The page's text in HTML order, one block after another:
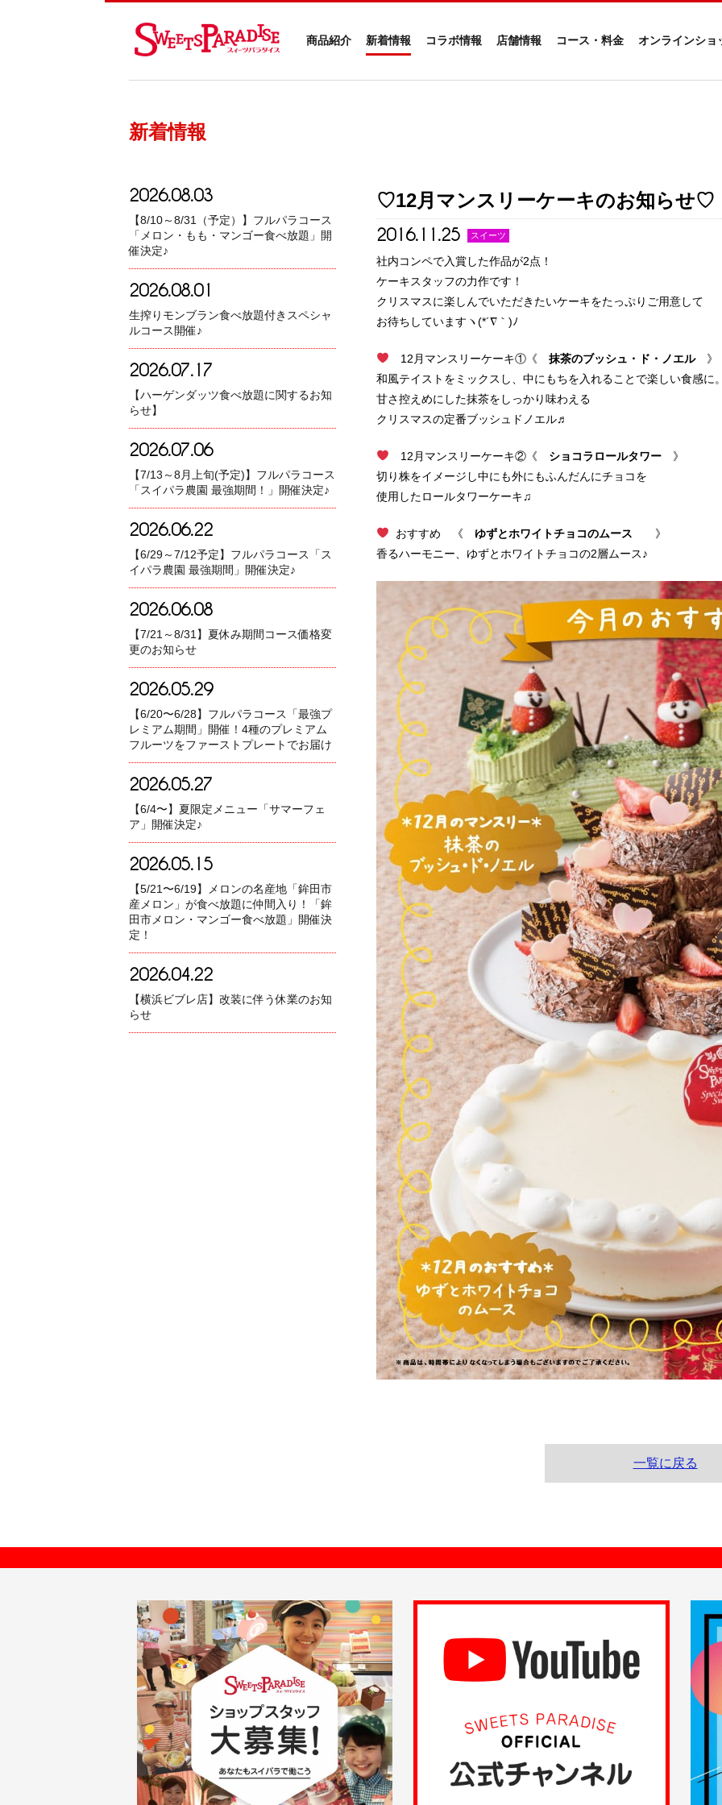
商品紹介 新着情報 コラボ情報 店舗情報 コース・料金 オンラインショ
新着情報
2026.08.03
【8/10～8/31（予定）】フルパラコース
「メロン・もも・マンゴー食べ放題」開
催決定♪
2026.08.01
生搾りモンブラン食べ放題付きスペシャ
ルコース開催♪
2026.07.17
【ハーゲンダッツ食べ放題に関するお知
らせ】
2026.07.06
【7/13～8月上旬(予定)】フルパラコース
「スイパラ農園 最強期間！」開催決定♪
2026.06.22
【6/29～7/12予定】フルパラコース「ス
イパラ農園 最強期間」開催決定♪
2026.06.08
【7/21～8/31】夏休み期間コース価格変
更のお知らせ
2026.05.29
【6/20〜6/28】フルパラコース「最強プ
レミアム期間」開催！4種のプレミアム
フルーツをファーストプレートでお届け
2026.05.27
【6/4〜】夏限定メニュー「サマーフェ
ア」開催決定♪
2026.05.15
【5/21〜6/19】メロンの名産地「鉾田市
産メロン」が食べ放題に仲間入り！「鉾
田市メロン・マンゴー食べ放題」開催決
定！
2026.04.22
【横浜ビブレ店】改装に伴う休業のお知
らせ
♡12月マンスリーケーキのお知らせ♡
2016.11.25 スイーツ
社内コンペで入賞した作品が2点！
ケーキスタッフの力作です！
クリスマスに楽しんでいただきたいケーキをたっぷりご用意して
お待ちしていますヽ(*´∇｀)ﾉ
12月マンスリーケーキ①《抹茶のブッシュ・ド・ノエル》
和風テイストをミックスし、中にもちを入れることで楽しい食感に
甘さ控えめにした抹茶をしっかり味わえる
クリスマスの定番ブッシュドノエル♬
12月マンスリーケーキ②《 ショコラロールタワー 》
切り株をイメージし中にも外にもふんだんにチョコを
使用したロールタワーケーキ♫
おすすめ 《 ゆずとホワイトチョコのムース 》
香るハーモニー、ゆずとホワイトチョコの2層ムース♪
一覧に戻る